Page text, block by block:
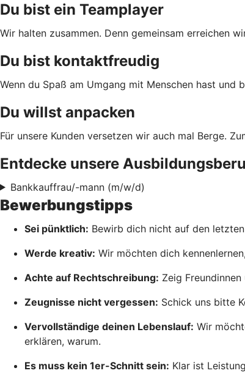
Du bist ein Teamplayer
Wir halten zusammen. Denn gemeinsam erreichen
Du bist kontaktfreudig
Wenn du Spaß am Umgang mit Menschen hast
Du willst anpacken
Für unsere Kunden versetzen wir auch mal Berge.
Entdecke unsere
Bankkauffrau/-mann (m/w/d)
Bewerbungstipps
Sei pünktlich: Bewirb dich nicht auf den
Werde kreativ: Wir möchten dich
Achte auf Rechtschreibung: Zeig
Zeugnisse nicht vergessen: Schick uns bitte
Vervollständige deinen Lebenslauf: Wir
erklären, warum.
Es muss kein 1er-Schnitt sein: Klar ist